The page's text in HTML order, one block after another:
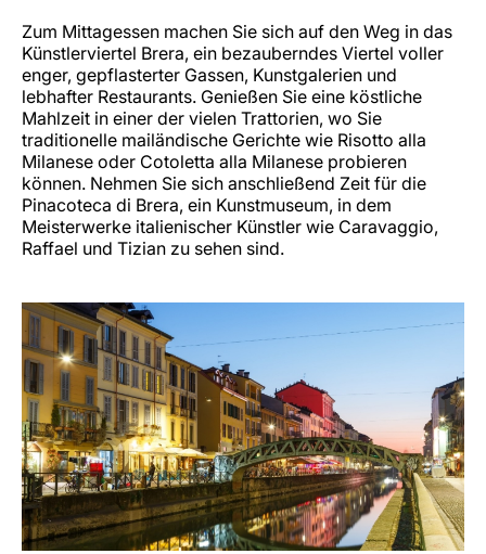
Zum Mittagessen machen Sie sich auf den Weg in das
Künstlerviertel Brera, ein bezauberndes Viertel voller
enger, gepflasterter Gassen, Kunstgalerien und
lebhafter Restaurants. Genießen Sie eine köstliche
Mahlzeit in einer der vielen Trattorien, wo Sie
traditionelle mailändische Gerichte wie Risotto alla
Milanese oder Cotoletta alla Milanese probieren
können. Nehmen Sie sich anschließend Zeit für die
Pinacoteca di Brera, ein Kunstmuseum, in dem
Meisterwerke italienischer Künstler wie Caravaggio,
Raffael und Tizian zu sehen sind.